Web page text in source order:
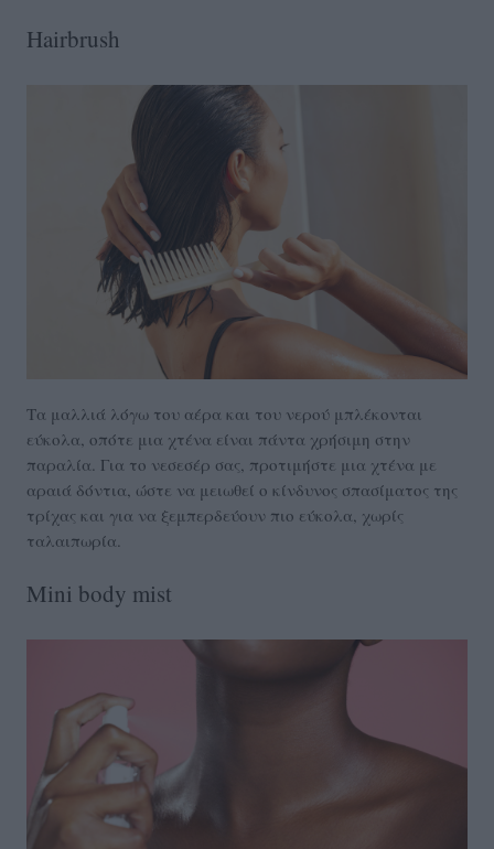
Hairbrush
Τα μαλλιά λόγω του αέρα και του νερού μπλέκονται
εύκολα, οπότε μια χτένα είναι πάντα χρήσιμη στην
παραλία. Για το νεσεσέρ σας, προτιμήστε μια χτένα με
αραιά δόντια, ώστε να μειωθεί ο κίνδυνος σπασίματος της
τρίχας και για να ξεμπερδεύουν πιο εύκολα, χωρίς
ταλαιπωρία.
Mini body mist